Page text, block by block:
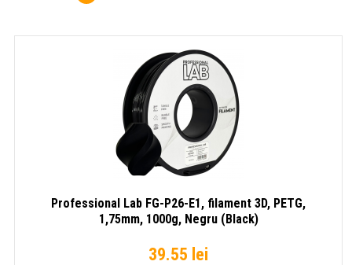
Professional Lab FG-P26-E1, filament 3D, PETG,
1,75mm, 1000g, Negru (Black)
39.55 lei